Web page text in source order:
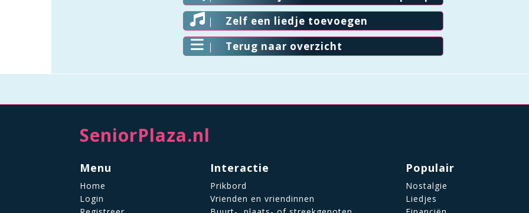
Zelf een liedje toevoegen
Terug naar overzicht
SeniorPlaza.nl
Menu
Home
Login
Interactie
Prikbord
Vrienden en vriendinnen
Populair
Nostalgie
Liedjes